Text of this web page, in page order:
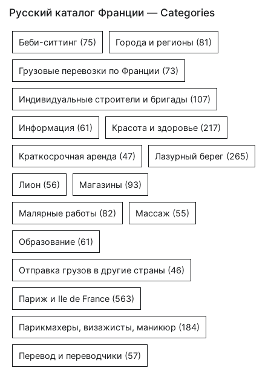
Русский каталог Франции — Categories
Беби-ситтинг (75) Города и регионы (81)
Грузовые перевозки по Франции (73)
Индивидуальные строители и бригады (107)
Информация (61) Красота и здоровье (217)
Краткосрочная аренда (47) Лазурный берег (265)
Лион (56) Магазины (93)
Малярные работы (82) Массаж (55)
Образование (61)
Отправка грузов в другие страны (46)
Париж и Ile de France (563)
Парикмахеры, визажисты, маникюр (184)
Перевод и переводчики (57)